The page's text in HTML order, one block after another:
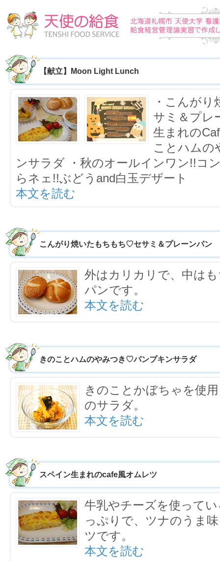
【献立】Moon Light Lunch
・こんが
サミ＆プレ
生まれの
ことハム
ンサラダ ・秋のオールインワン!!コ
らネェ!!ぶどうand白玉デザート
本文を読む
こんがり焼いたもちもち♡セサミ＆プレーンパン
外はカリカリで、中は
パンです。
本文を読む
きのことハムのやみつき♡パンプキンサラダ
きのことかぼちゃを使
のサラダ。
本文を読む
スペイン生まれのcafe風オムレツ
牛乳やチーズを使って
っぷりで、ツナのうま
ツです。
本文を読む